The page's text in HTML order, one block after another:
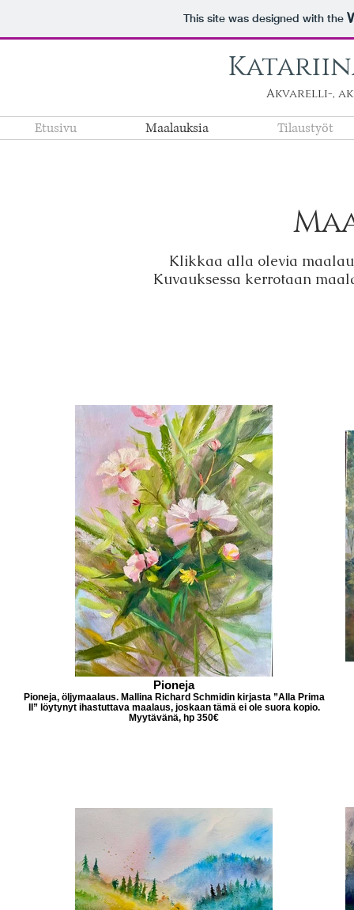
This site was designed with the
Akvarelli-,
Etusivu Maalauksia Tilaustyöt
Klikkaa alla olevia
Kuvauksessa kerrotaan
Pioneja
Pioneja, öljymaalaus. Mallina Richard Schmidin kirjasta ”Alla Prima
II” löytynyt ihastuttava maalaus, joskaan tämä ei ole suora kopio.
Myytävänä, hp 350€